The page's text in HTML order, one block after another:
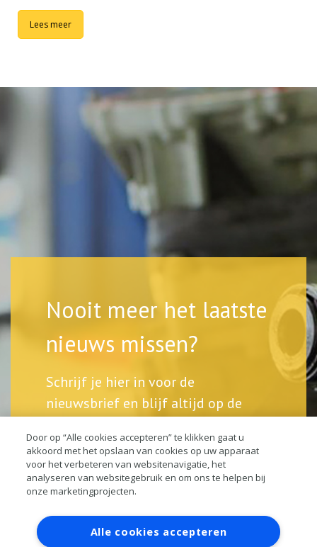
Lees meer
Nooit meer het laatste
nieuws missen?
Schrijf je hier in voor de
nieuwsbrief en blijf altijd op de
Account aanvragen
Inloggen
Door op “Alle cookies accepteren” te klikken gaat u
akkoord met het opslaan van cookies op uw apparaat
voor het verbeteren van websitenavigatie, het
analyseren van websitegebruik en om ons te helpen bij
onze marketingprojecten.
Alle cookies accepteren